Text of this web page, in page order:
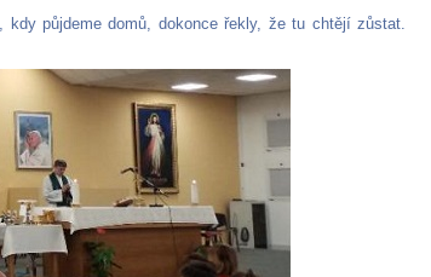
půjdeme domů, dokonce řekly, že tu chtějí zůstat.